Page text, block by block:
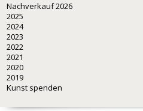
Nachverkauf 2026
2025
2024
2023
2022
2021
2020
2019
Kunst spenden